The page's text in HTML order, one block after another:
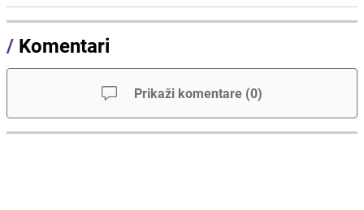
/ Komentari
Prikaži komentare (0)